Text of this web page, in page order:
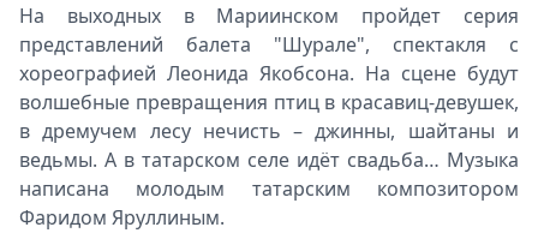
На выходных в Мариинском пройдет серия
представлений балета "Шурале", спектакля с
хореографией Леонида Якобсона. На сцене будут
волшебные превращения птиц в красавиц-девушек,
в дремучем лесу нечисть – джинны, шайтаны и
ведьмы. А в татарском селе идёт свадьба… Музыка
написана молодым татарским композитором
Фаридом Яруллиным.